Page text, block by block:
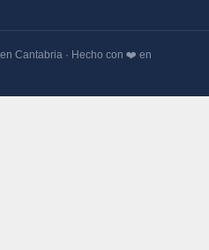
Cantabria · Hecho con ❤️ en